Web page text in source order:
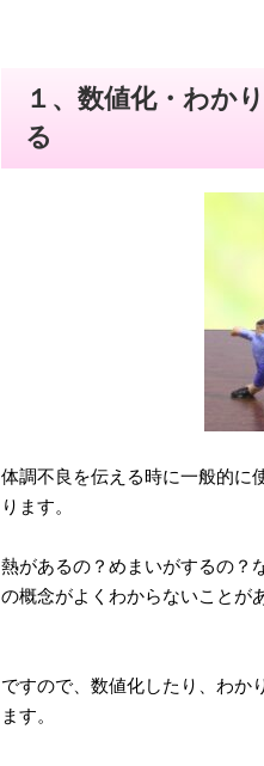
１、数値化・わか
る
体調不良を伝える時に一般的に
ります。
熱があるの？めまいがするの？
の概念がよくわからないことが
ですので、数値化したり、わか
ます。